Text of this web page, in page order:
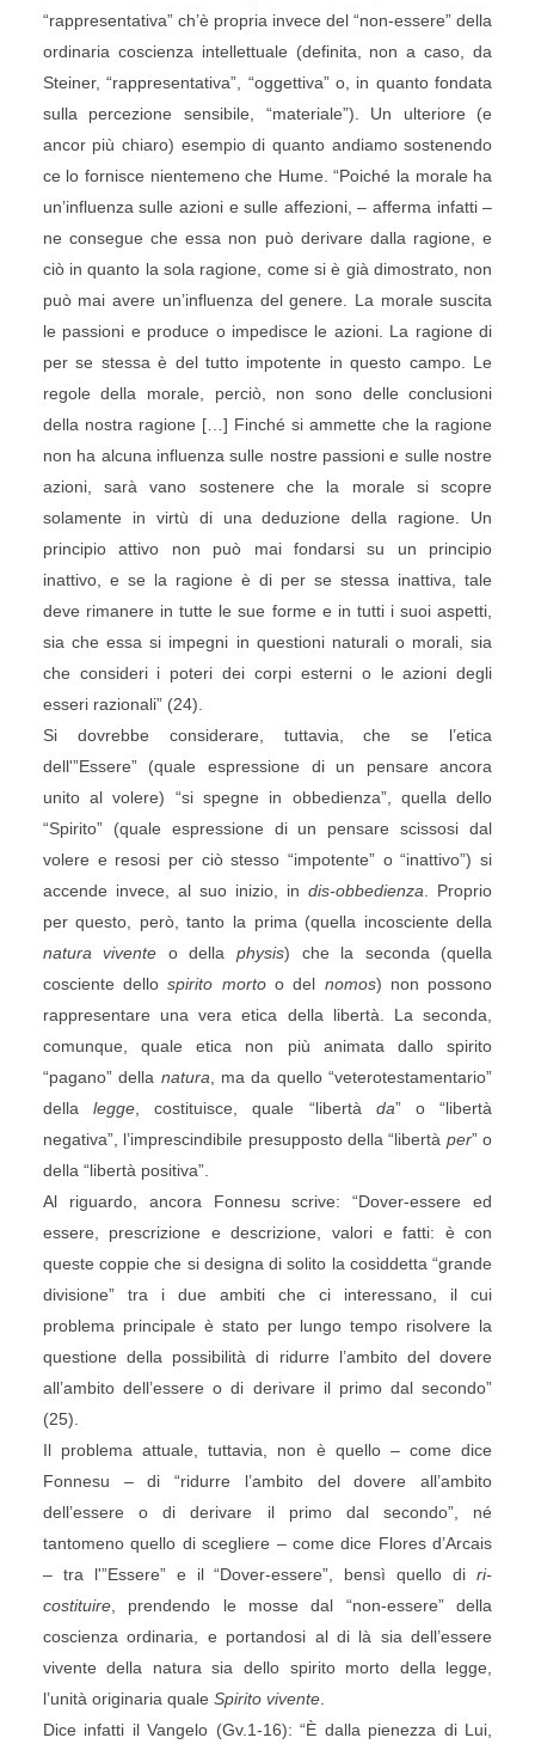
“rappresentativa” ch’è propria invece del “non-essere” della
ordinaria coscienza intellettuale (definita, non a caso, da
Steiner, “rappresentativa”, “oggettiva” o, in quanto fondata
sulla percezione sensibile, “materiale”). Un ulteriore (e
ancor più chiaro) esempio di quanto andiamo sostenendo
ce lo fornisce nientemeno che Hume. “Poiché la morale ha
un’influenza sulle azioni e sulle affezioni, – afferma infatti –
ne consegue che essa non può derivare dalla ragione, e
ciò in quanto la sola ragione, come si è già dimostrato, non
può mai avere un’influenza del genere. La morale suscita
le passioni e produce o impedisce le azioni. La ragione di
per se stessa è del tutto impotente in questo campo. Le
regole della morale, perciò, non sono delle conclusioni
della nostra ragione […] Finché si ammette che la ragione
non ha alcuna influenza sulle nostre passioni e sulle nostre
azioni, sarà vano sostenere che la morale si scopre
solamente in virtù di una deduzione della ragione. Un
principio attivo non può mai fondarsi su un principio
inattivo, e se la ragione è di per se stessa inattiva, tale
deve rimanere in tutte le sue forme e in tutti i suoi aspetti,
sia che essa si impegni in questioni naturali o morali, sia
che consideri i poteri dei corpi esterni o le azioni degli
esseri razionali” (24).
Si dovrebbe considerare, tuttavia, che se l’etica
dell'”Essere” (quale espressione di un pensare ancora
unito al volere) “si spegne in obbedienza”, quella dello
“Spirito” (quale espressione di un pensare scissosi dal
volere e resosi per ciò stesso “impotente” o “inattivo”) si
accende invece, al suo inizio, indis-obbedienza . Proprio
per questo, però, tanto la prima (quella incosciente della
natura vivente o dellaphysis) che la seconda (quella
cosciente dellospirito mortoo del nomos) non possono
rappresentare una vera etica della libertà. La seconda,
comunque, quale etica non più animata dallo spirito
“pagano” della natura , ma da quello “veterotestamentario”
dellalegge , costituisce, quale “libertà da” o “libertà
negativa”, l’imprescindibile presupposto della “libertà per” o
della “libertà positiva”.
Al riguardo, ancora Fonnesu scrive: “Dover-essere ed
essere, prescrizione e descrizione, valori e fatti: è con
queste coppie che si designa di solito la cosiddetta “grande
divisione” tra i due ambiti che ci interessano, il cui
problema principale è stato per lungo tempo risolvere la
questione della possibilità di ridurre l’ambito del dovere
all’ambito dell’essere o di derivare il primo dal secondo”
(25).
Il problema attuale, tuttavia, non è quello – come dice
Fonnesu – di “ridurre l’ambito del dovere all’ambito
dell’essere o di derivare il primo dal secondo”, né
tantomeno quello di scegliere – come dice Flores d’Arcais
– tra l'”Essere” e il “Dover-essere”, bensì quello diri-
costituire, prendendo le mosse dal “non-essere” della
coscienza ordinaria, e portandosi al di là sia dell’essere
vivente della natura sia dello spirito morto della legge,
l’unità originaria quale Spirito vivente.
Dice infatti il Vangelo (Gv.1-16): “È dalla pienezza di Lui,